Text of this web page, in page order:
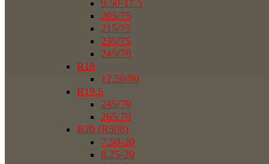
9.50-17.5
205/75
215/75
235/75
245/70
R18
12.50/80
R19.5
245/70
265/70
R20 (R508)
7.50-20
8.25-20